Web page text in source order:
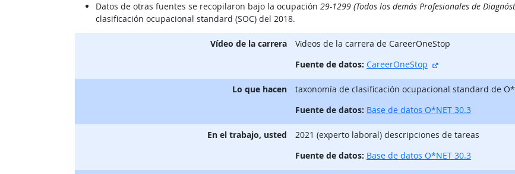
Datos de otras fuentes se recopilaron bajo la ocupación 29-1299 (Todos los demás Profesionales de
clasificación ocupacional standard (SOC) del 2018.
Vídeo de la carrera
Vίdeos de la carrera de CareerOneStop
Fuente de datos: CareerOneStop sitio externo
Lo que hacen
taxonomía de clasificación ocupacional standard de
Fuente de datos: Base de datos O*NET 30.3
En el trabajo, usted
2021 (experto laboral) descripciones de tareas
Fuente de datos: Base de datos O*NET 30.3